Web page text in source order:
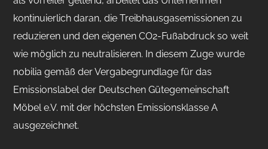
kontinuierlich daran, die Treibhausgasemissionen zu
reduzieren und den eigenen CO2-Fußabdruck so weit
wie möglich zu neutralisieren. In diesem Zuge wurde
nobilia gemäß der Vergabegrundlage für das
Emissionslabel der Deutschen Gütegemeinschaft
Möbel e.V. mit der höchsten Emissionsklasse A
ausgezeichnet.